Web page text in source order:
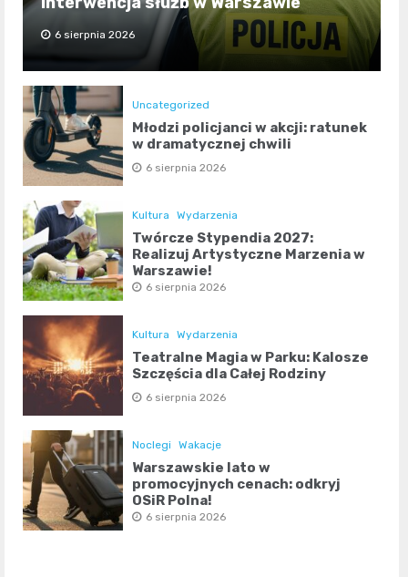
6 sierpnia 2026
Uncategorized
Młodzi policjanci w akcji: ratunek
w dramatycznej chwili
6 sierpnia 2026
Kultura Wydarzenia
Twórcze Stypendia 2027:
Realizuj Artystyczne Marzenia w
Warszawie!
6 sierpnia 2026
Kultura Wydarzenia
Teatralne Magia w Parku: Kalosze
Szczęścia dla Całej Rodziny
6 sierpnia 2026
Noclegi Wakacje
Warszawskie lato w
promocyjnych cenach: odkryj
OSiR Polna!
6 sierpnia 2026